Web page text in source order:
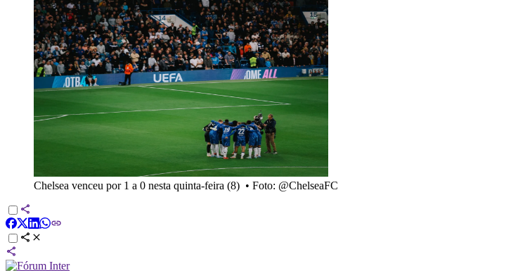
Chelsea venceu por 1 a 0 nesta quinta-feira (8) • Foto: @ChelseaFC